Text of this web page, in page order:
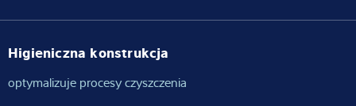
Higieniczna konstrukcja
optymalizuje procesy czyszczenia